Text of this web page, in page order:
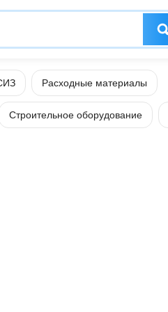
Расходные материалы
Строительное оборудование